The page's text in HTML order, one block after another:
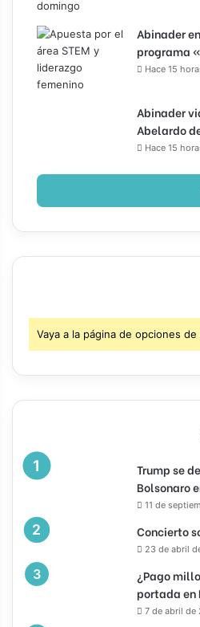
Abinader
programa
Hace 15
Abinader
Abelardo
Hace 15
Vaya a la página de opciones
Trump se
Bolsonaro
11 de
Concierto
23 de abril
¿Pago
portada en
7 de abril de